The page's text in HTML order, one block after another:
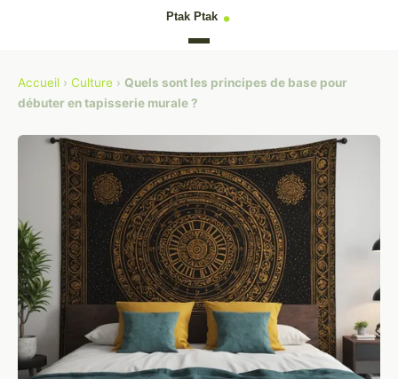
Accueil › Culture › Quels sont les principes de base pour
débuter en tapisserie murale ?